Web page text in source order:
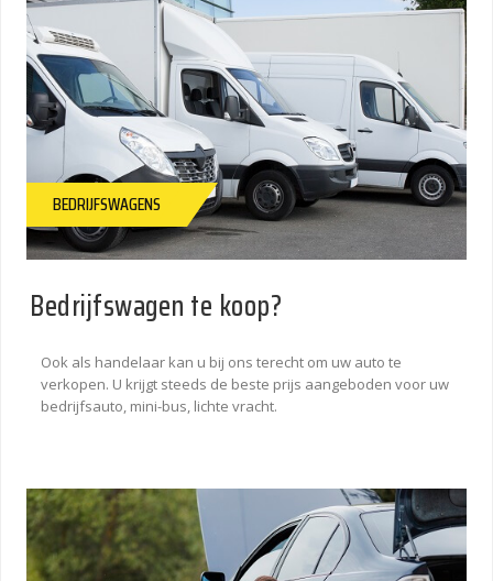
BEDRIJFSWAGENS
Bedrijfswagen te koop?
Ook als handelaar kan u bij ons terecht om uw auto te
verkopen. U krijgt steeds de beste prijs aangeboden voor uw
bedrijfsauto, mini-bus, lichte vracht.